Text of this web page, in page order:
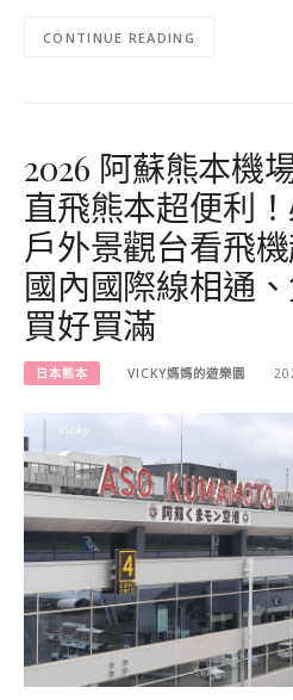
CONTINUE READING
2026 阿蘇熊本機
直飛熊本超便利
戶外景觀台看飛
國內國際線相通
買好買滿
日本熊本 VICKY媽媽的遊樂園